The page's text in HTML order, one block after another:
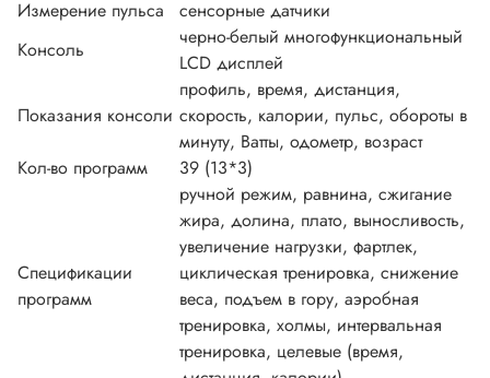
Измерение пульса
сенсорные датчики
Консоль
черно-белый многофункциональный
LCD дисплей
Показания консоли
профиль, время, дистанция,
скорость, калории, пульс, обороты в
минуту, Ватты, одометр, возраст
Кол-во программ
39 (13*3)
Спецификации
программ
ручной режим, равнина, сжигание
жира, долина, плато, выносливость,
увеличение нагрузки, фартлек,
циклическая тренировка, снижение
веса, подъем в гору, аэробная
тренировка, холмы, интервальная
тренировка, целевые (время,